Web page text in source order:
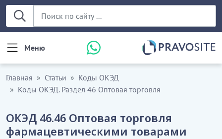
Меню
Главная Статьи
Коды ОКЭД
Коды ОКЭД. Раздел 46 Оптовая торговля
ОКЭД 46.46 Оптовая торговля
фармацевтическими товарами